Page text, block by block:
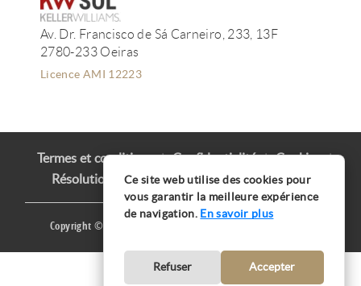
Av. Dr. Francisco de Sá Carneiro, 233, 13F
2780-233 Oeiras
Licence AMI 12223
Copyright © Ana Mação 2016 |
Termes et conditions Confidentialité
Cookies
Résolution des Litiges
Livre de Réclamations
Ce site web utilise des cookies pour
vous garantir la meilleure expérience
de navigation. En savoir plus
Refuser Accepter